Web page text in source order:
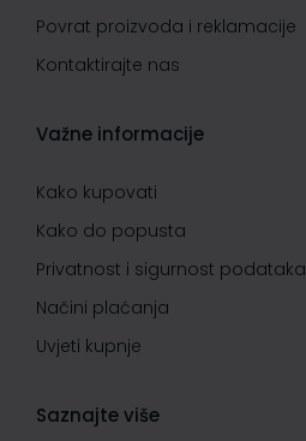
Povrat proizvoda i reklamacije
Kontaktirajte nas
Važne informacije
Kako kupovati
Kako do popusta
Privatnost i sigurnost podataka
Načini plaćanja
Uvjeti kupnje
Saznajte više